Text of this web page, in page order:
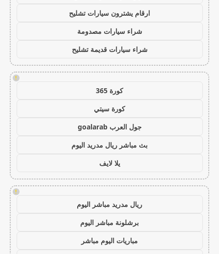
ارقام يشترون سيارات تشليح
شراء سيارات مصدومة
شراء سيارات قديمة تشليح
!
كورة 365
كورة سيتي
جول العرب goalarab
بث مباشر ريال مدريد اليوم
يلا لايف
!
ريال مدريد مباشر اليوم
برشلونة مباشر اليوم
مباريات اليوم مباشر